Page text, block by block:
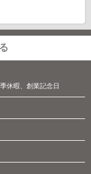
休暇、創業記念日